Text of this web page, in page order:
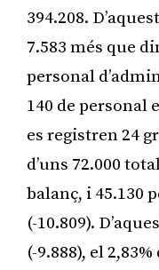
394.208.
7.583 més que
personal
140 de personal
es registren 24
d’uns 72.000
balanç, i 45.130
(-10.809).
(-9.888), el